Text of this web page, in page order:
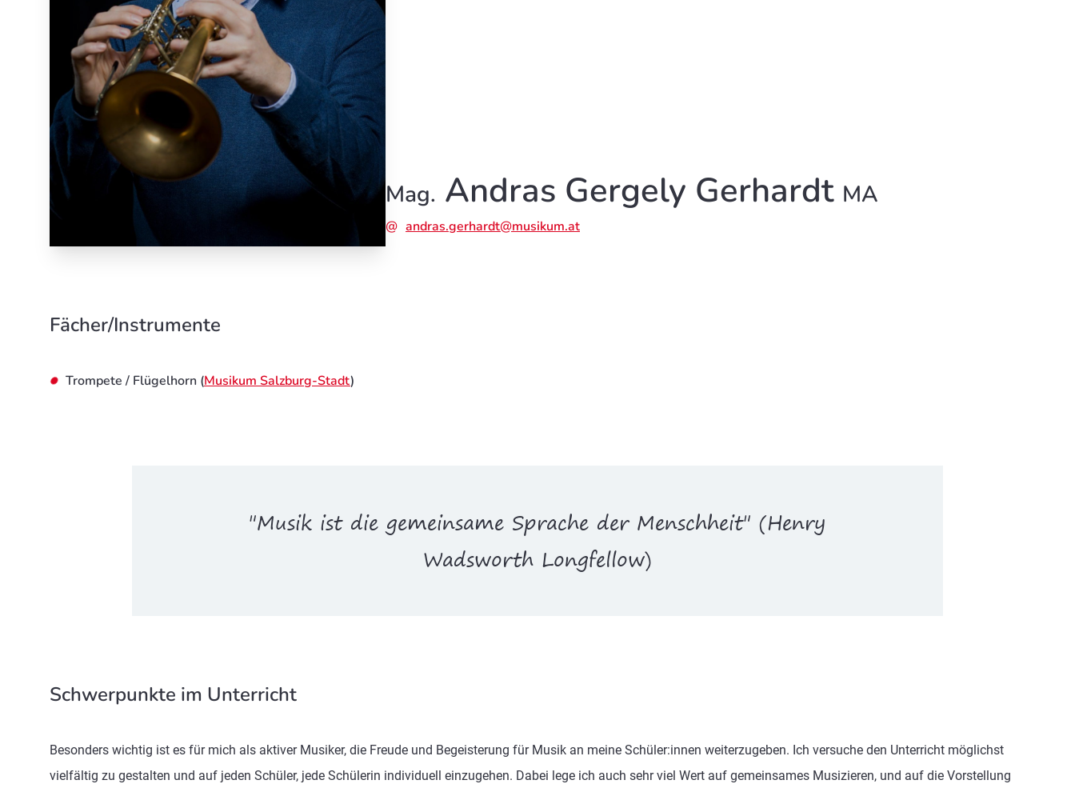
Mag. Andras Gergely Gerhardt MA
andras.gerhardt@musikum.at
Fächer/Instrumente
Trompete / Flügelhorn (Musikum Salzburg-Stadt)
"Musik ist die gemeinsame Sprache der Menschheit" (Henry
Wadsworth Longfellow)
Schwerpunkte im Unterricht
Besonders wichtig ist es für mich als aktiver Musiker, die Freude und Begeisterung für Musik an meine Schüler:innen weiterzugeben. Ich versuche den Unterricht möglichst
vielfältig zu gestalten und auf jeden Schüler, jede Schülerin individuell einzugehen. Dabei lege ich auch sehr viel Wert auf gemeinsames Musizieren, und auf die Vorstellung